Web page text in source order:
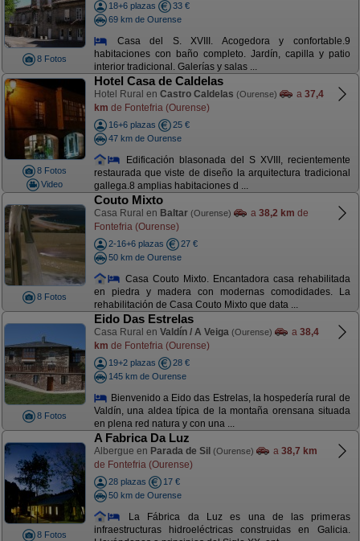
8 Fotos
18+6 plazas
33 €
69 km de Ourense
Casa del S. XVIII. Acogedora y confortable.9
habitaciones con baño completo. Jardín, capilla y patio
interior tradicional. Galerías y salas ...
8 Fotos
Video
Hotel Casa de Caldelas
Hotel Rural en Castro Caldelas (Ourense) a 37,4
km de Fontefria (Ourense)
16+6 plazas
25 €
47 km de Ourense
Edificación blasonada del S XVIII, recientemente
restaurada que viste de diseño la arquitectura tradicional
gallega.8 amplias habitaciones d ...
8 Fotos
Couto Mixto
Casa Rural en Baltar (Ourense) a 38,2 km de
Fontefria (Ourense)
2-16+6 plazas
27 €
50 km de Ourense
Casa Couto Mixto. Encantadora casa rehabilitada
en piedra y madera con modernas comodidades. La
rehabilitación de Casa Couto Mixto que data ...
8 Fotos
Eido Das Estrelas
Casa Rural en Valdín / A Veiga (Ourense) a 38,4
km de Fontefria (Ourense)
19+2 plazas
28 €
145 km de Ourense
Bienvenido a Eido das Estrelas, la hospedería rural de
Valdín, una aldea típica de la montaña orensana situada
en plena red natura y con una ...
8 Fotos
A Fabrica Da Luz
Albergue en Parada de Sil (Ourense) a 38,7 km
de Fontefria (Ourense)
28 plazas
17 €
50 km de Ourense
La Fábrica da Luz es una de las primeras
infraestructuras hidroeléctricas construidas en Galicia.